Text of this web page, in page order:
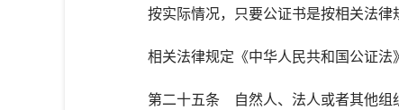
按实际情况，只要公证书是按相关法律
相关法律规定《中华人民共和国公证法》
第二十五条 自然人、法人或者其他组织